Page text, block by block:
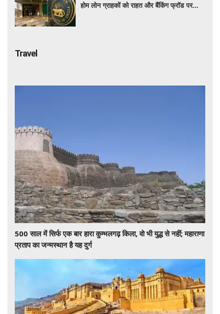
होम लोन ग्राहकों को राहत और बैंकिंग फ्रॉड पर
Travel
500 साल में सिर्फ एक बार हारा कुम्भलगढ़ किला, वो भी युद्ध से नहीं; महाराणा
प्रताप का जन्मस्थान है यह दुर्ग